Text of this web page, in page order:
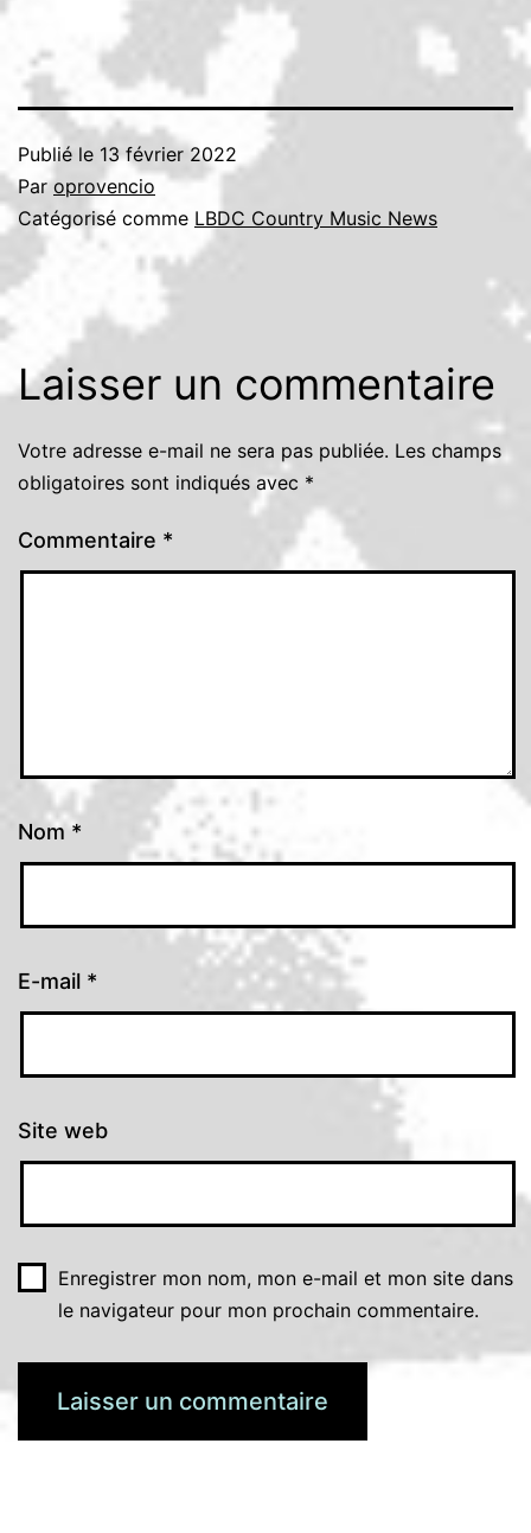
Publié le 13 février 2022
Paroprovencio
Catégorisé comme LBDC Country Music News
Laisser un commentaire
Votre adresse e-mail ne sera pas publiée. Les champs
obligatoires sont indiqués avec *
Commentaire *
Nom *
E-mail *
Site web
Enregistrer mon nom, mon e-mail et mon site dans
le navigateur pour mon prochain commentaire.